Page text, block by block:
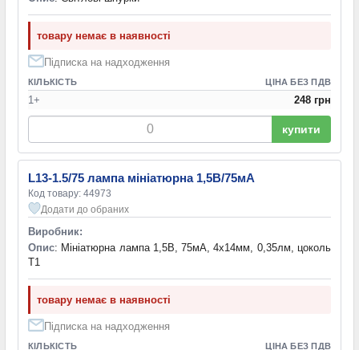
товару немає в наявності
Підписка на надходження
КІЛЬКІСТЬ ЦІНА БЕЗ ПДВ
1+ 248 грн
купити
L13-1.5/75 лампа мініатюрна 1,5В/75мА
Код товару: 44973
Додати до обраних
Виробник:
Опис: Мініатюрна лампа 1,5В, 75мА, 4х14мм, 0,35лм, цоколь
Т1
товару немає в наявності
Підписка на надходження
КІЛЬКІСТЬ ЦІНА БЕЗ ПДВ